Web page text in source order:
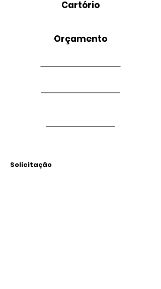
Cartório
Orçamento
Solicitação